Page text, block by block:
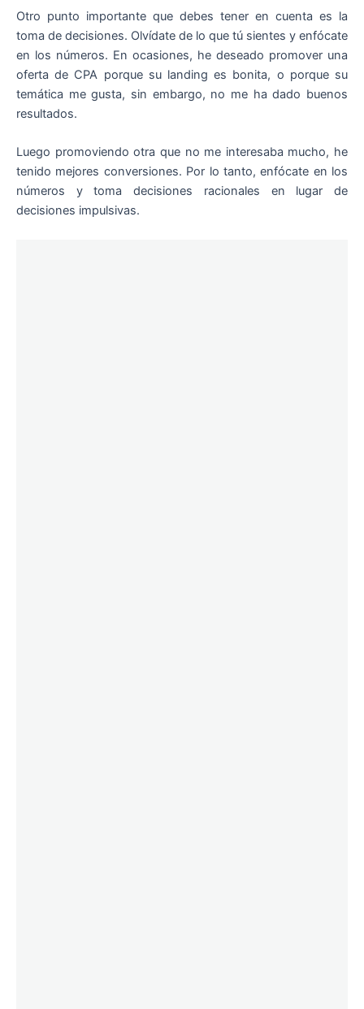
Otro punto importante que debes tener en cuenta es la
toma de decisiones. Olvídate de lo que tú sientes y enfócate
en los números. En ocasiones, he deseado promover una
oferta de CPA porque su landing es bonita, o porque su
temática me gusta, sin embargo, no me ha dado buenos
resultados.
Luego promoviendo otra que no me interesaba mucho, he
tenido mejores conversiones. Por lo tanto, enfócate en los
números y toma decisiones racionales en lugar de
decisiones impulsivas.